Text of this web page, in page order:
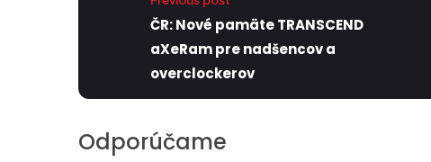
ČR: Nové pamäte TRANSCEND
aXeRam pre nadšencov a
overclockerov
Odporúčame